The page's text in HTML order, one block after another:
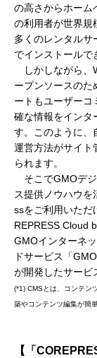
の高さからホーム
の利用者が世界規
多くのレンタルサ
でインストールで
しかしながら、
ープンソースのた
ートもユーザーコ
確な情報をインタ
す。このように、
運営方法がサイト
られます。
そこでGMOデ
ス提供ノウハウを
ssをご利用いただ
REPRESS Cloud
GMOインターネ
ドサービス「
が開発したサービ
(*1) CMSとは、コンテン
築やコンテンツ編集が簡
【「